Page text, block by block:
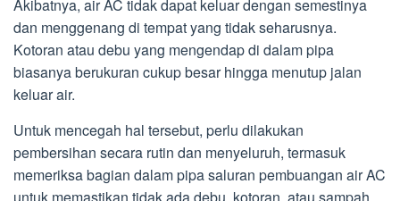
Akibatnya, air AC tidak dapat keluar dengan semestinya
dan menggenang di tempat yang tidak seharusnya.
Kotoran atau debu yang mengendap di dalam pipa
biasanya berukuran cukup besar hingga menutup jalan
keluar air.
Untuk mencegah hal tersebut, perlu dilakukan
pembersihan secara rutin dan menyeluruh, termasuk
memeriksa bagian dalam pipa saluran pembuangan air AC